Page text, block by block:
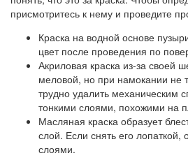
присмотритесь к нему и проведите
Краска на водной основе
цвет после проведения по
Акриловая краска из-за своей
меловой, но при намокании не
трудно удалить механическим
тонкими слоями, похожими на
Масляная краска образует
слой. Если снять его лопаткой,
слоями.